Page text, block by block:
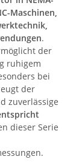
Maschinen,
.
der
ruhigem
bei
der
zuverlässige
dieser Serie